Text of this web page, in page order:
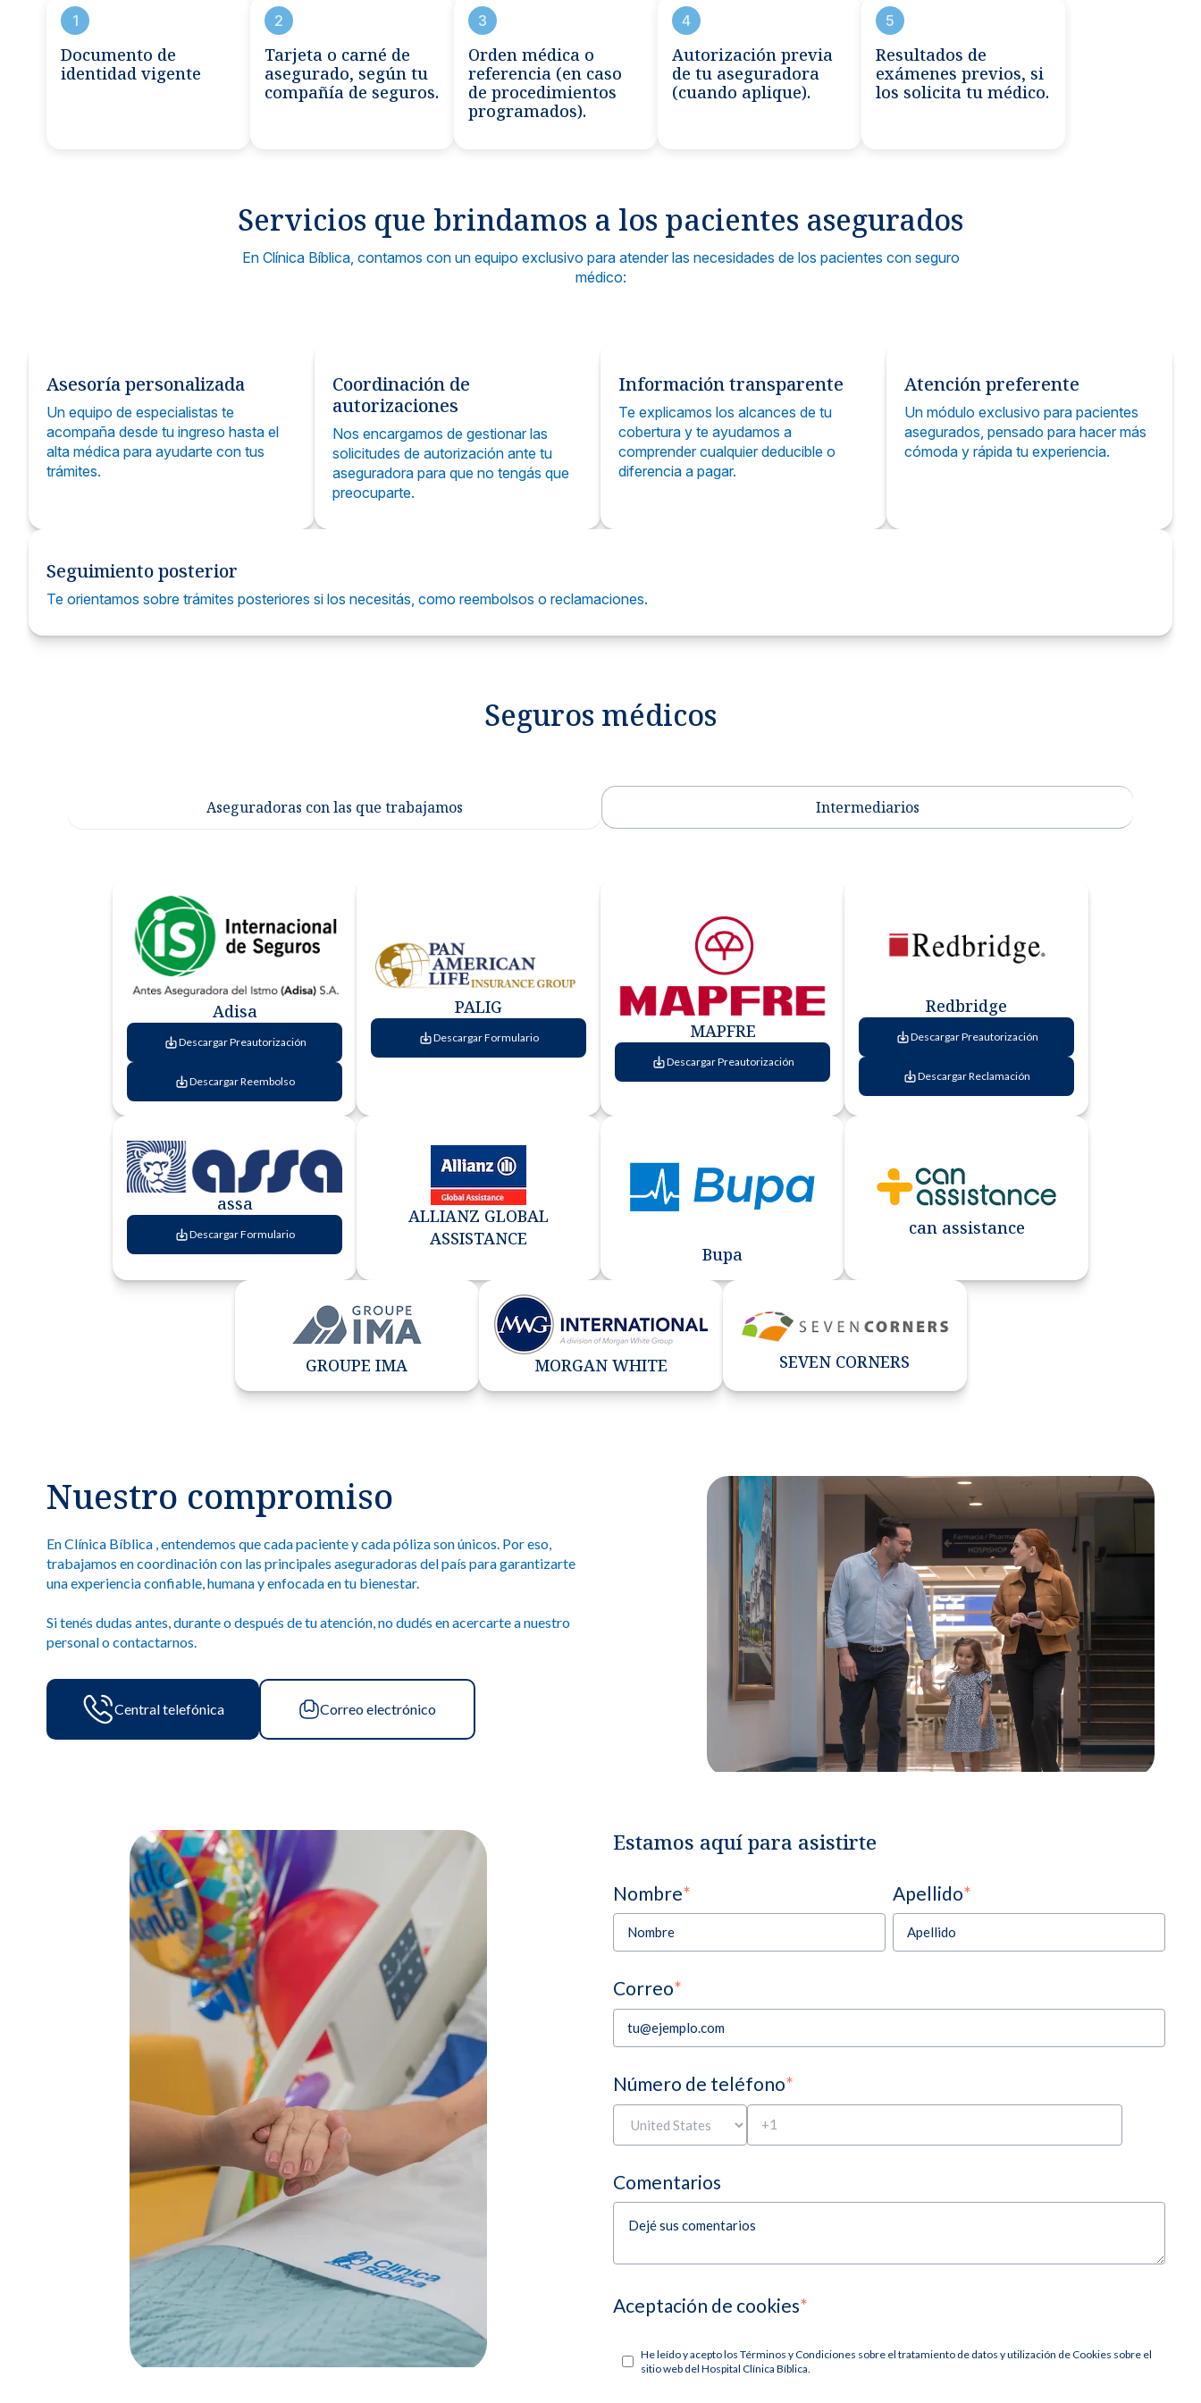
Métodos de pago seguros, simples y convenientes.
1
Documento de
identidad vigente
2
Tarjeta o carné de
asegurado, según tu
compañía de seguros.
3
Orden médica o
referencia (en caso
de procedimientos
programados).
4
Autorización previa
de tu aseguradora
(cuando aplique).
5
Resultados de
exámenes previos, si
los solicita tu médico.
Servicios que brindamos a los pacientes asegurados
En Clínica Bíblica, contamos con un equipo exclusivo para atender las necesidades de los pacientes con seguro
médico:
Asesoría personalizada
Un equipo de especialistas te
acompaña desde tu ingreso hasta el
alta médica para ayudarte con tus
trámites.
Coordinación de
autorizaciones
Nos encargamos de gestionar las
solicitudes de autorización ante tu
aseguradora para que no tengás que
preocuparte.
Información transparente
Te explicamos los alcances de tu
cobertura y te ayudamos a
comprender cualquier deducible o
diferencia a pagar.
Atención preferente
Un módulo exclusivo para pacientes
asegurados, pensado para hacer más
cómoda y rápida tu experiencia.
Seguimiento posterior
Te orientamos sobre trámites posteriores si los necesitás, como reembolsos o reclamaciones.
Seguros médicos
Aseguradoras con las que trabajamos Intermediarios
Adisa
Descargar Preautorización
Descargar Reembolso
PALIG
Descargar Formulario MAPFRE
Descargar Preautorización
Redbridge
Descargar Preautorización
Descargar Reclamación
assa
Descargar Formulario
ALLIANZ GLOBAL
ASSISTANCE
Bupa
can assistance
GROUPE IMA MORGAN WHITE SEVEN CORNERS
Nuestro compromiso
En Clínica Bíblica , entendemos que cada paciente y cada póliza son únicos. Por eso,
trabajamos en coordinación con las principales aseguradoras del país para garantizarte
una experiencia confiable, humana y enfocada en tu bienestar.
Si tenés dudas antes, durante o después de tu atención, no dudés en acercarte a nuestro
personal o contactarnos.
Central telefónica Correo electrónico
Estamos aquí para asistirte
Nombre* Apellido*
Correo*
Número de teléfono*
Comentarios
Aceptación de cookies*
He leído y acepto los Términos y Condiciones sobre el tratamiento de datos y utilización de Cookies sobre el
sitio web del Hospital Clínica Bíblica.